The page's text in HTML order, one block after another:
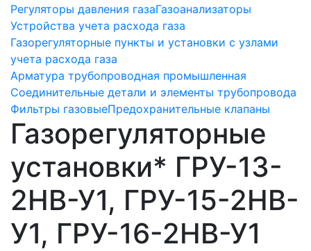
Регуляторы давления газаГазоанализаторы
Устройства учета расхода газа
Газорегуляторные пункты и установки с узлами
учета расхода газа
Арматура трубопроводная промышленная
Соединительные детали и элементы трубопровода
Фильтры газовыеПредохранительные клапаны
Газорегуляторные
установки* ГРУ-13-
2НВ-У1, ГРУ-15-2НВ-
У1, ГРУ-16-2НВ-У1